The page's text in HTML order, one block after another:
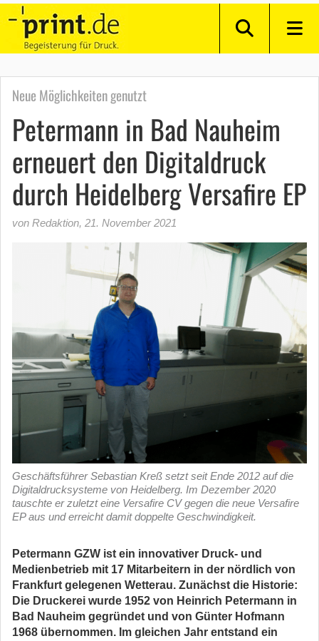
Neue Möglichkeiten genutzt
Petermann in Bad Nauheim
erneuert den Digitaldruck
durch Heidelberg Versafire EP
von Redaktion, 21. November 2021
Geschäftsführer Sebastian Kreß setzt seit Ende 2012 auf die
Digitaldrucksysteme von Heidelberg. Im Dezember 2020
tauschte er zuletzt eine Versafire CV gegen die neue Versafire
EP aus und erreicht damit doppelte Geschwindigkeit.
Petermann GZW ist ein innovativer Druck- und
Medienbetrieb mit 17 Mitarbeitern in der nördlich von
Frankfurt gelegenen Wetterau. Zunächst die Historie:
Die Druckerei wurde 1952 von Heinrich Petermann in
Bad Nauheim gegründet und von Günter Hofmann
1968 übernommen. Im gleichen Jahr entstand ein